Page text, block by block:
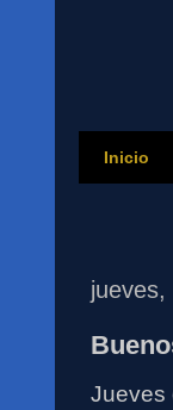
Inicio
Jueves